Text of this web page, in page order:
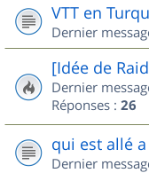
VTT en
Dernier
[Idée de
Dernier
Réponses : 26
qui est allé
Dernier